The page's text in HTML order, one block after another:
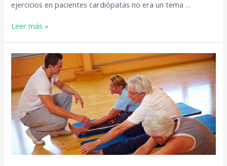
ejercicios en pacientes cardiópatas no era un tema …
Leer más »